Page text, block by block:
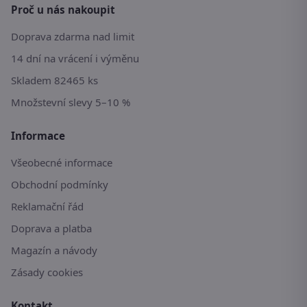
Proč u nás nakoupit
Doprava zdarma nad limit
14 dní na vrácení i výměnu
Skladem 82465 ks
Množstevní slevy 5–10 %
Informace
Všeobecné informace
Obchodní podmínky
Reklamační řád
Doprava a platba
Magazín a návody
Zásady cookies